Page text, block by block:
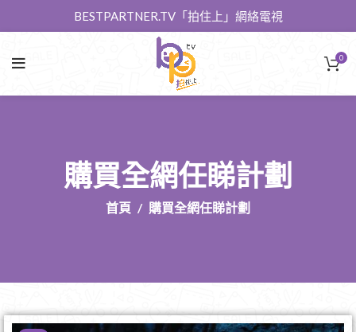
BESTPARTNER.TV「拍住上」網絡電視
0
購買全網任睇計劃
首頁 購買全網任睇計劃